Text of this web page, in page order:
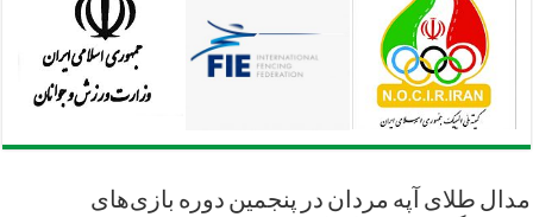
مدال طلای آپه مردان در پنجمین دوره بازی‌های